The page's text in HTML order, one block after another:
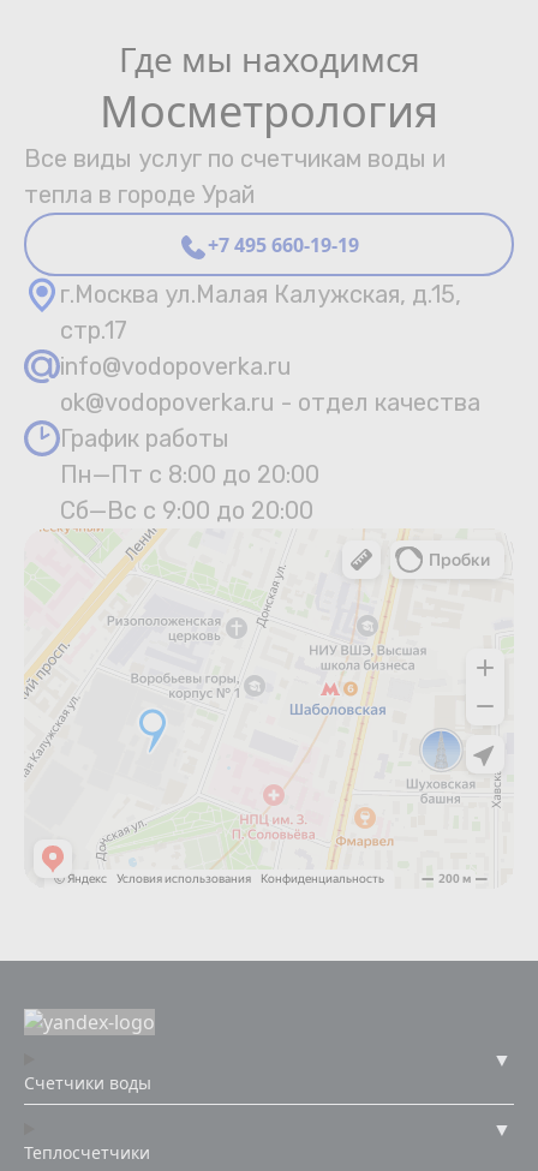
Где мы находимся
Мосметрология
Все виды услуг по счетчикам воды и
тепла в городе Урай
+7 495 660-19-19
г.Москва ул.Малая Калужская, д.15,
стр.17
info@vodopoverka.ru
ok@vodopoverka.ru - отдел качества
График работы
Пн—Пт с 8:00 до 20:00
Сб—Вс с 9:00 до 20:00
Счетчики воды
Теплосчетчики